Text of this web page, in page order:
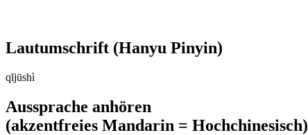
Lautumschrift (Hanyu Pinyin)
qĭjūshì
Aussprache anhören
(akzentfreies Mandarin = Hochchinesisch)